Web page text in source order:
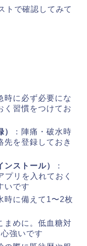
トで確認してみて
時に必ず必要にな
く習慣をつけてお
：陣痛・破水時
先を登録しておき
ストール）
：
プリを入れておく
いです
時に備えて1〜2枚
まめに。低血糖対
強いです